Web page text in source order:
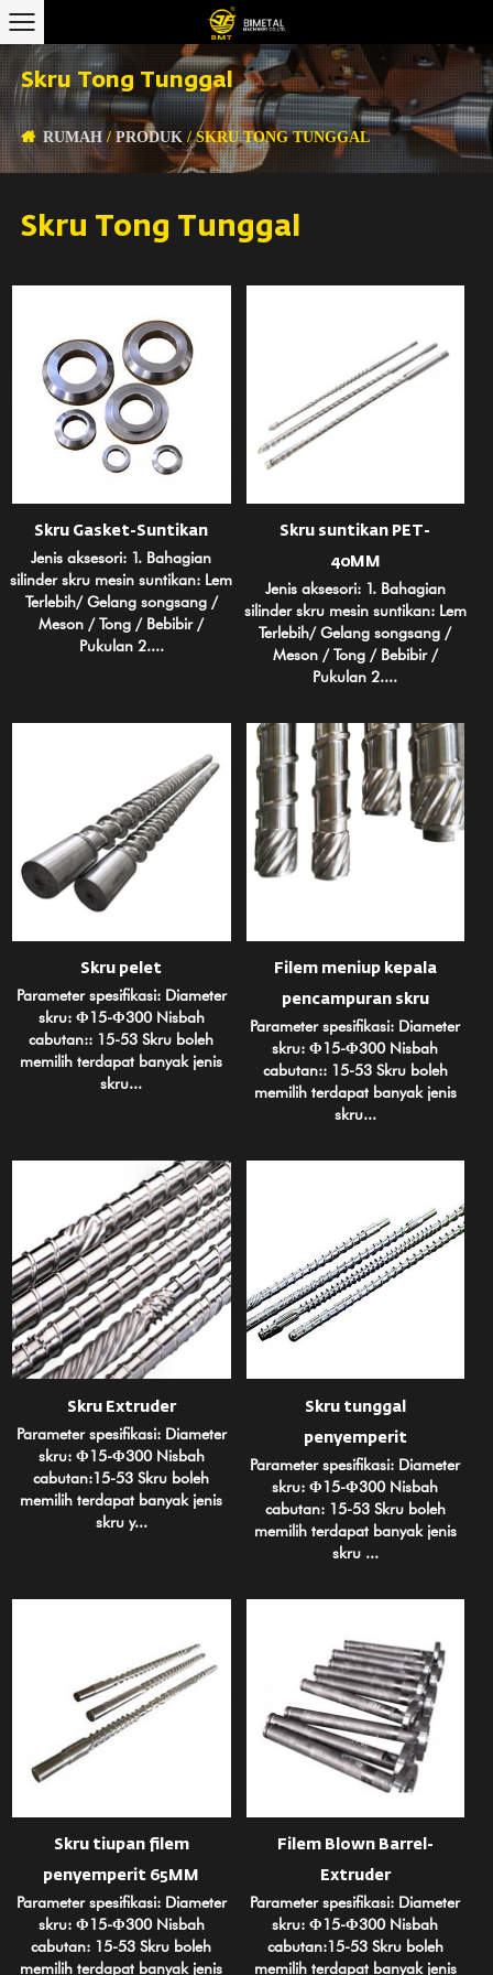
Skru Tong Tunggal
RUMAH /PRODUK /SKRU TONG TUNGGAL
Skru Tong Tunggal
Skru Gasket-Suntikan
Jenis aksesori: 1. Bahagian
silinder skru mesin suntikan: Lem
Terlebih/ Gelang songsang /
Meson / Tong / Bebibir /
Pukulan 2....
Skru suntikan PET-
40MM
Jenis aksesori: 1. Bahagian
silinder skru mesin suntikan: Lem
Terlebih/ Gelang songsang /
Meson / Tong / Bebibir /
Pukulan 2....
Skru pelet
Parameter spesifikasi: Diameter
skru: Φ15-Φ300 Nisbah
cabutan:: 15-53 Skru boleh
memilih terdapat banyak jenis
skru...
Filem meniup kepala
pencampuran skru
Parameter spesifikasi: Diameter
skru: Φ15-Φ300 Nisbah
cabutan:: 15-53 Skru boleh
memilih terdapat banyak jenis
skru...
Skru Extruder
Parameter spesifikasi: Diameter
skru: Φ15-Φ300 Nisbah
cabutan:15-53 Skru boleh
memilih terdapat banyak jenis
skru y...
Skru tunggal
penyemperit
Parameter spesifikasi: Diameter
skru: Φ15-Φ300 Nisbah
cabutan: 15-53 Skru boleh
memilih terdapat banyak jenis
skru ...
Skru tiupan filem
penyemperit 65MM
Parameter spesifikasi: Diameter
skru: Φ15-Φ300 Nisbah
cabutan: 15-53 Skru boleh
memilih terdapat banyak jenis
Filem Blown Barrel-
Extruder
Parameter spesifikasi: Diameter
skru: Φ15-Φ300 Nisbah
cabutan:15-53 Skru boleh
memilih terdapat banyak jenis